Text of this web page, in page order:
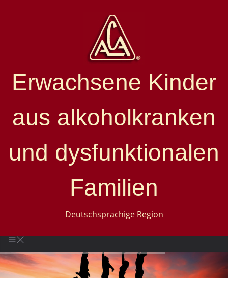
Erwachsene Kinder
aus alkoholkranken
und dysfunktionalen
Familien
Deutschsprachige Region